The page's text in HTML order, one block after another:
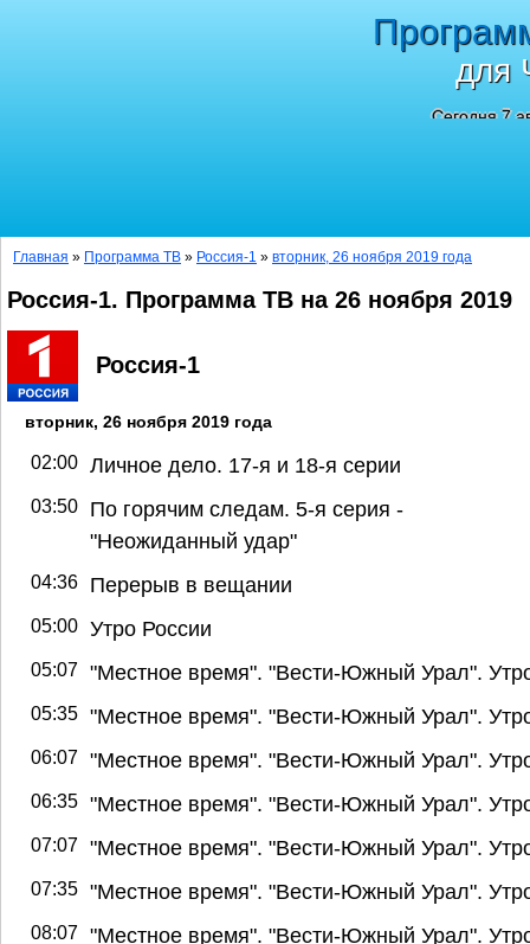
для
Сегодня 7
Главная » Программа ТВ » Россия-1 » вторник, 26 ноября 2019 года
Россия-1. Программа ТВ на 26 ноября 2019
Россия-1
вторник, 26 ноября 2019 года
02:00 Личное дело. 17-я и 18-я серии
03:50
По горячим следам. 5-я серия -
"Неожиданный удар"
04:36 Перерыв в вещании
05:00 Утро России
05:07 "Местное время". "Вести-Южный Урал".
05:35 "Местное время". "Вести-Южный Урал".
06:07 "Местное время". "Вести-Южный Урал".
06:35 "Местное время". "Вести-Южный Урал".
07:07 "Местное время". "Вести-Южный Урал".
07:35 "Местное время". "Вести-Южный Урал".
08:07 "Местное время". "Вести-Южный Урал".